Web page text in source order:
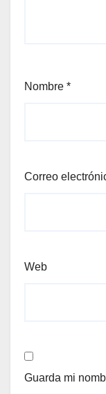
Nombre *
Correo
Web
Guarda mi